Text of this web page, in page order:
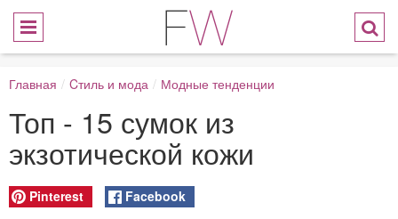
Главная / Cтиль и мода / Модные тенденции
Топ - 15 сумок из
экзотической кожи
Pinterest Facebook